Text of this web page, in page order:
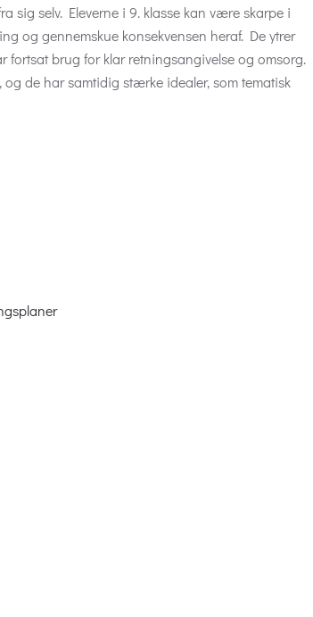
sig selv. Eleverne i 9. klasse kan være skarpe i
og gennemskue konsekvensen heraf. De ytrer
brug for klar retningsangivelse og omsorg.
de har samtidig stærke idealer, som tematisk